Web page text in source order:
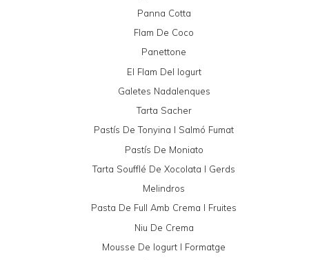
Panna Cotta
Flam De Coco
Panettone
El Flam Del Iogurt
Galetes Nadalenques
Tarta Sacher
Pastís De Tonyina I Salmó Fumat
Pastís De Moniato
Tarta Soufflé De Xocolata I Gerds
Melindros
Pasta De Full Amb Crema I Fruites
Niu De Crema
Mousse De Iogurt I Formatge